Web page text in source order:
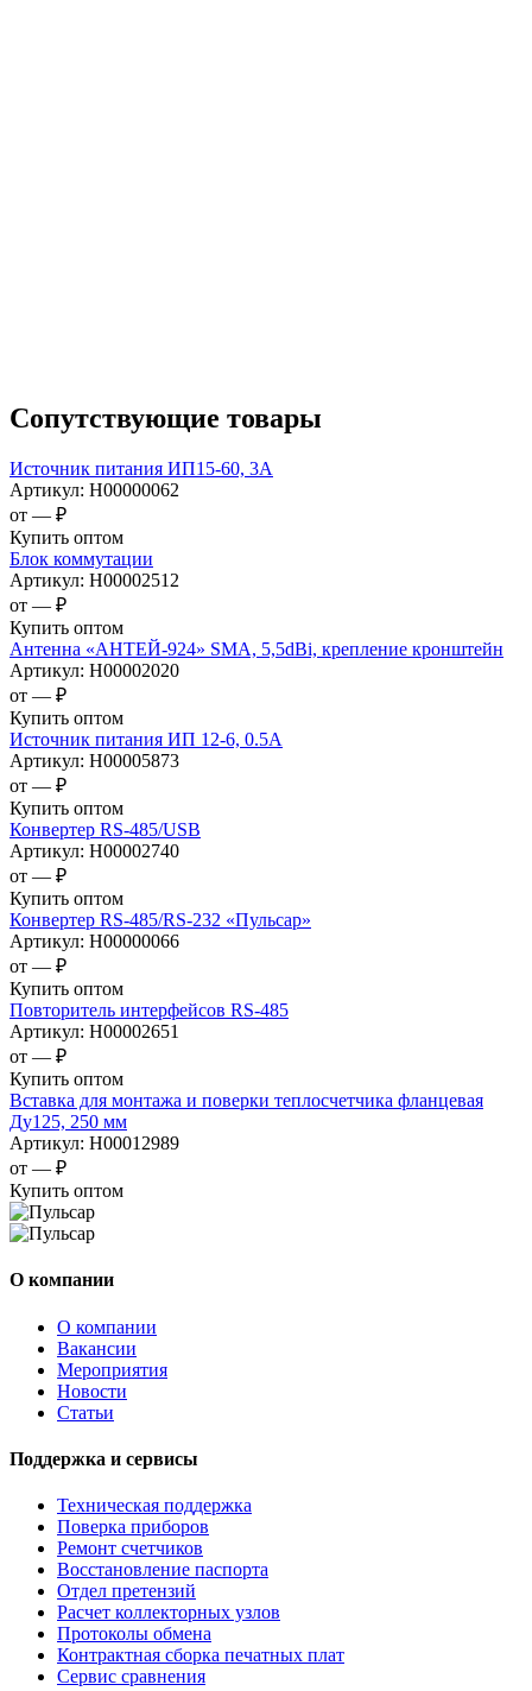
Сопутствующие товары
Источник питания ИП15-60, 3А
Артикул: Н00000062
от — ₽
Купить оптом
Блок коммутации
Артикул: Н00002512
от — ₽
Купить оптом
Антенна «АНТЕЙ-924» SMA, 5,5dBi, крепление кронштейн
Артикул: Н00002020
от — ₽
Купить оптом
Источник питания ИП 12-6, 0.5А
Артикул: Н00005873
от — ₽
Купить оптом
Конвертер RS-485/USB
Артикул: Н00002740
от — ₽
Купить оптом
Конвертер RS-485/RS-232 «Пульсар»
Артикул: Н00000066
от — ₽
Купить оптом
Повторитель интерфейсов RS-485
Артикул: Н00002651
от — ₽
Купить оптом
Вставка для монтажа и поверки теплосчетчика фланцевая
Ду125, 250 мм
Артикул: Н00012989
от — ₽
Купить оптом
О компании
О компании
Вакансии
Мероприятия
Новости
Статьи
Поддержка и сервисы
Техническая поддержка
Поверка приборов
Ремонт счетчиков
Восстановление паспорта
Отдел претензий
Расчет коллекторных узлов
Протоколы обмена
Контрактная сборка печатных плат
Сервис сравнения